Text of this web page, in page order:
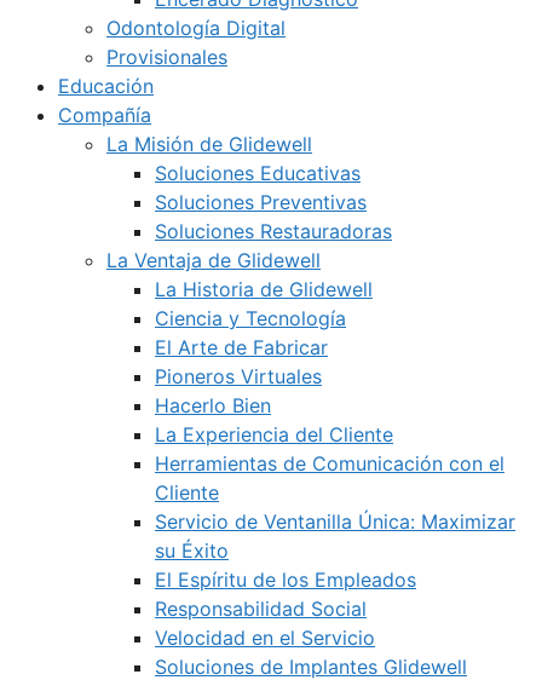
Odontología Digital
Provisionales
Educación
Compañía
La Misión de Glidewell
Soluciones Educativas
Soluciones Preventivas
Soluciones Restauradoras
La Ventaja de Glidewell
La Historia de Glidewell
Ciencia y Tecnología
El Arte de Fabricar
Pioneros Virtuales
Hacerlo Bien
La Experiencia del Cliente
Herramientas de Comunicación con el
Cliente
Servicio de Ventanilla Única: Maximizar
su Éxito
El Espíritu de los Empleados
Responsabilidad Social
Velocidad en el Servicio
Soluciones de Implantes Glidewell